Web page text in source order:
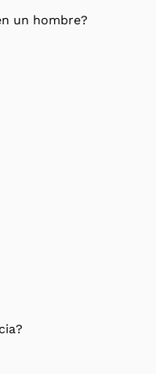
un hombre?